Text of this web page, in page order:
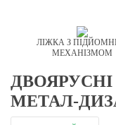
ЛІЖКА З
МЕХАНІЗМОМ
МЕТАЛ-